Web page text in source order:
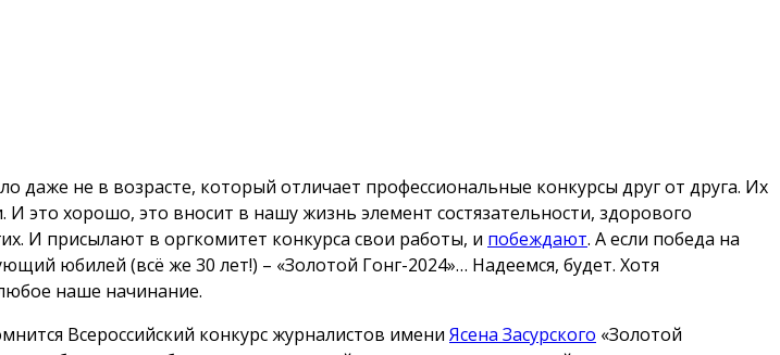
даже не в возрасте, который отличает профессиональные конкурсы друг от друга. Их
это хорошо, это вносит в нашу жизнь элемент состязательности, здорового
И присылают в оргкомитет конкурса свои работы, и побеждают. А если победа на
юбилей (всё же 30 лет!) – «Золотой Гонг-2024»… Надеемся, будет. Хотя
наше начинание.
Всероссийский конкурс журналистов имени Ясена Засурского «Золотой